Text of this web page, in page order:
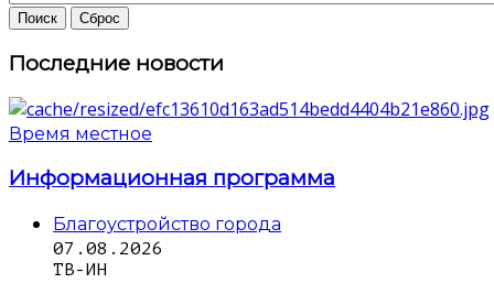
Последние новости
Время местное
Информационная программа
Благоустройство города
07.08.2026
ТВ-ИН